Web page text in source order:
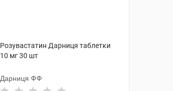
Розувастатин Дарниця таблетки
10 мг 30 шт
Дарниця ФФ